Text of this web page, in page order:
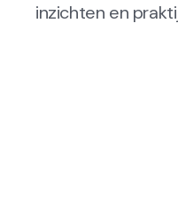
inzichten en